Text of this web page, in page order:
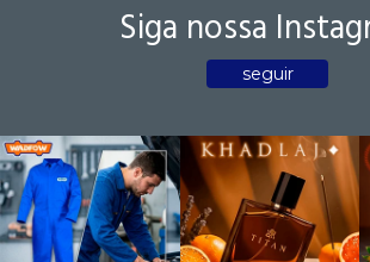
Siga nossa
seguir